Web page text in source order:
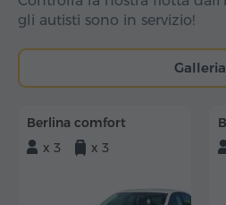
gli autisti sono in servizio!
Galleria
Berlina comfort
x 3
x 3